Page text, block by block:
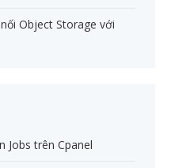
Object Storage với
Jobs trên Cpanel